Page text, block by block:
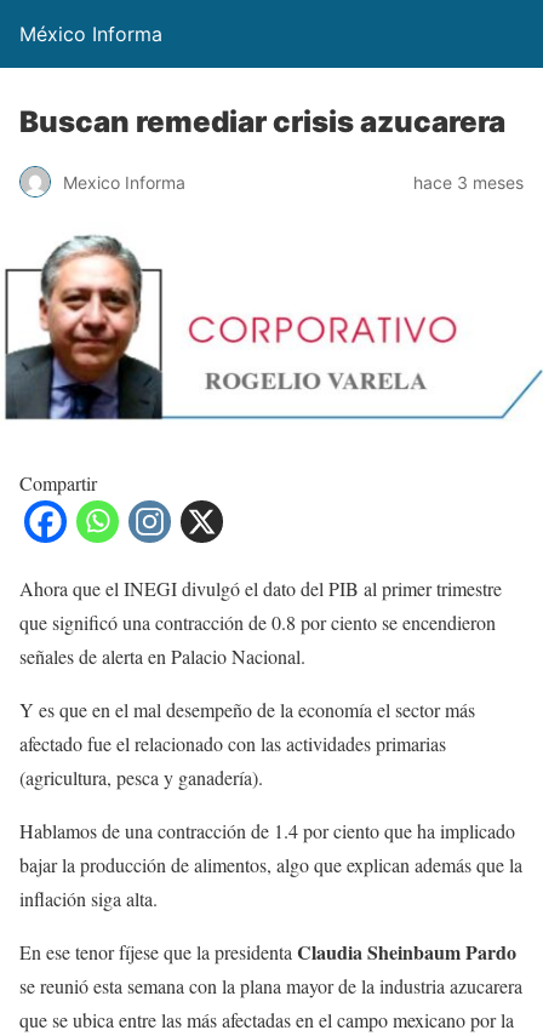
México Informa
Buscan remediar crisis azucarera
Mexico Informa hace 3 meses
Compartir
Ahora que el INEGI divulgó el dato del PIB al primer trimestre
que significó una contracción de 0.8 por ciento se encendieron
señales de alerta en Palacio Nacional.
Y es que en el mal desempeño de la economía el sector más
afectado fue el relacionado con las actividades primarias
(agricultura, pesca y ganadería).
Hablamos de una contracción de 1.4 por ciento que ha implicado
bajar la producción de alimentos, algo que explican además que la
inflación siga alta.
En ese tenor fíjese que la presidenta Claudia Sheinbaum Pardo
se reunió esta semana con la plana mayor de la industria azucarera
que se ubica entre las más afectadas en el campo mexicano por la